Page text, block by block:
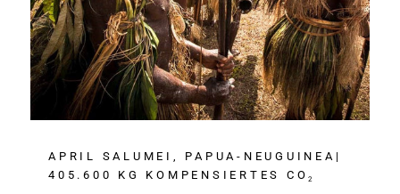
APRIL SALUMEI, PAPUA-NEUGUINEA|
405.600 KG KOMPENSIERTES CO2